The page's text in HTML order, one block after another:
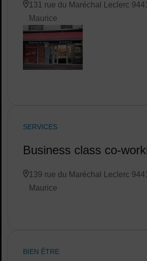
131 rue du Maréchal Leclerc
Maurice
SERVICES
Business class co-
139 rue du Maréchal Leclerc
Maurice
BIEN ÊTRE